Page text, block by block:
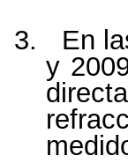
3. En
y